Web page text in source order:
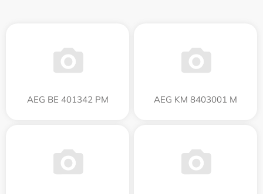
AEG BE 401342 PM AEG KM 8403001 M